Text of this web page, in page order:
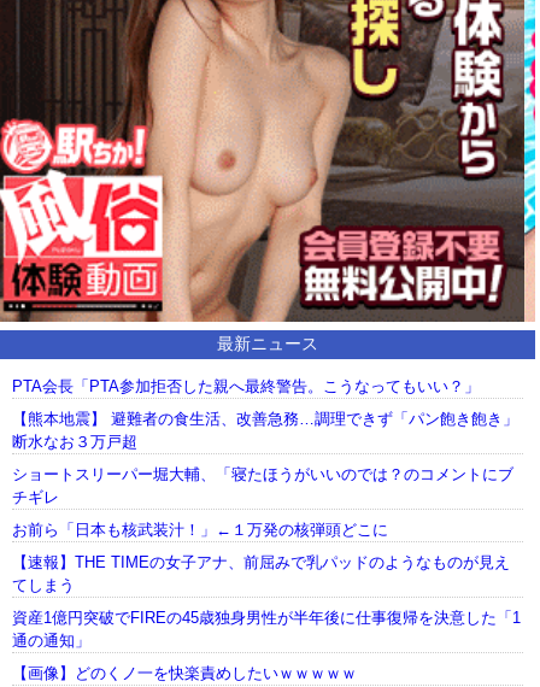
最新ニュース
PTA会長「PTA参加拒否した親へ最終警告。こうなってもいい？」
【熊本地震】 避難者の食生活、改善急務…調理できず「パン飽き飽き」
断水なお３万戸超
ショートスリーパー堀大輔、「寝たほうがいいのでは？のコメントにブ
チギレ
お前ら「日本も核武装汁！」←１万発の核弾頭どこに
【速報】THE TIMEの女子アナ、前屈みで乳パッドのようなものが見え
てしまう
資産1億円突破でFIREの45歳独身男性が半年後に仕事復帰を決意した「1
通の通知」
【画像】どのくノ一を快楽責めしたいｗｗｗｗｗ